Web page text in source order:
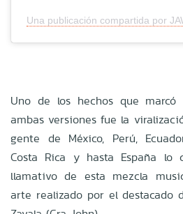
Una publicación compartida por
Uno de los hechos que marcó
ambas versiones fue la
gente de México, Perú,
Costa Rica y hasta España lo
llamativo de esta mezcla
arte realizado por el destacado